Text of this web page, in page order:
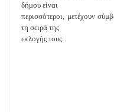
δήμου είναι
περισσότεροι, μετέχουν
τη σειρά της
εκλογής τους.